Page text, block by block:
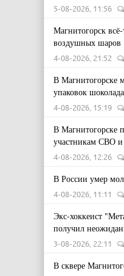
5-08-2026, 11:56
Магнитогорск
воздушных шаров
4-08-2026, 21:52
В Магнитогорске
упаковок шоколада
4-08-2026, 15:19
В Магнитогорске
участникам СВО
4-08-2026, 12:26
В России умер
4-08-2026, 11:11
Экс-хоккеист
получил
3-08-2026, 22:11
В сквере